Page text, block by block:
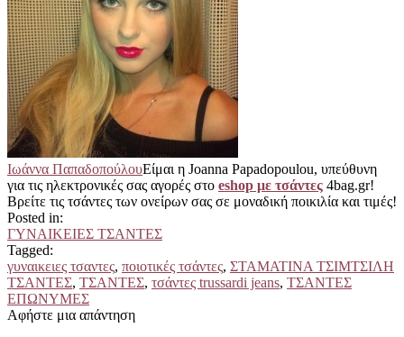
Ιωάννα ΠαπαδοπούλουΕίμαι η Joanna Papadopoulou, υπεύθυνη
για τις ηλεκτρονικές σας αγορές στο eshop με τσάντες 4bag.gr!
Βρείτε τις τσάντες των ονείρων σας σε μοναδική ποικιλία και τιμές!
Posted in:
ΓΥΝΑΙΚΕΙΕΣ ΤΣΑΝΤΕΣ
Tagged:
γυναικειες τσαντες, ποιοτικές τσάντες, ΣΤΑΜΑΤΙΝΑ ΤΣΙΜΤΣΙΛΗ
ΤΣΑΝΤΕΣ, ΤΣΑΝΤΕΣ, τσάντες trussardi jeans, ΤΣΑΝΤΕΣ
ΕΠΩΝΥΜΕΣ
Αφήστε μια απάντηση